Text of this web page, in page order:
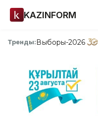
KAZINFORM
Тренды:Выборы-2026